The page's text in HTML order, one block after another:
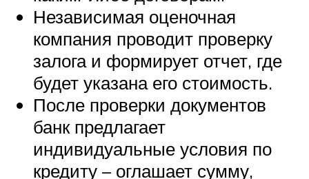
Независимая оценочная
компания проводит проверку
залога и формирует отчет, где
будет указана его стоимость.
После проверки документов
банк предлагает
индивидуальные условия по
кредиту – оглашает сумму,